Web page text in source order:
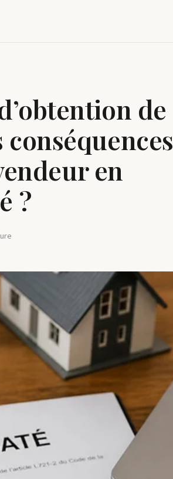
de
en
?